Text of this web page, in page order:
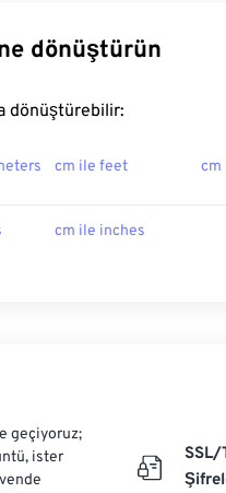
dönüştürün
dönüştürebilir:
cm ile feet cm
cm ile inches
geçiyoruz;
ister
SSL/